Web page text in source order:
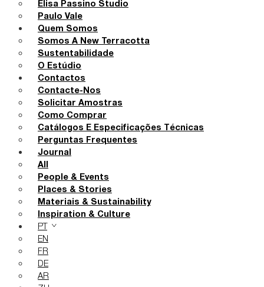
Elisa Passino Studio
Paulo Vale
Quem Somos
Somos A New Terracotta
Sustentabilidade
O Estúdio
Contactos
Contacte-Nos
Solicitar Amostras
Como Comprar
Catálogos E Especificações Técnicas
Perguntas Frequentes
Journal
All
People & Events
Places & Stories
Materiais & Sustainability
Inspiration & Culture
PT
EN
FR
DE
AR